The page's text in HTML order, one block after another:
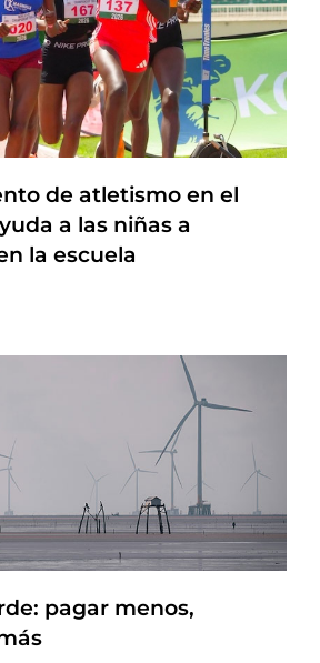
de atletismo en el
a las niñas a
la escuela
pagar menos,